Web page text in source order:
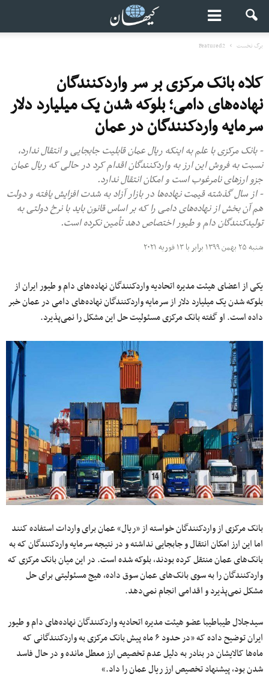
برگ نخست Featured2
کلاه بانک مرکزی بر سر واردکنندگان
نهاده‌های دامی؛ بلوکه شدن یک میلیارد دلار
سرمایه واردکنندگان در عمان
- بانک مرکزی با علم به اینکه ریال عمان قابلیت جابجایی و انتقال ندارد،
نسبت به فروش این ارز به واردکنندگان اقدام کرد در حالی که ریال عمان
جزو ارزهای نامرغوب است و امکان انتقال ندارد.
- از سال گذشته قیمت نهاده‌ها در بازار آزاد به شدت افزایش یافته و دولت
هم آن بخش از نهاده‌های دامی را که بر اساس قانون باید با نرخ دولتی به
تولیدکنندگان دام و طیور اختصاص دهد تأمین نکرده است.
شنبه ۲۵ بهمن ۱۳۹۹ برابر با ۱۳ فوریه ۲۰۲۱
یکی از اعضای هیئت مدیره اتحادیه واردکنندگان نهاده‌های دام و طیور ایران از
بلوکه شدن یک میلیارد دلار از سرمایه واردکنندگان نهاده‌های دامی در عمان خبر
داده است. او گفته بانک مرکزی مسئولیت حل این مشکل را نمی‌پذیرد.
بانک مرکزی از واردکنندگان خواسته از «ریال» عمان برای واردات استفاده کنند
اما این ارز امکان انتقال و جابجایی نداشته و در نتیجه سرمایه واردکنندگان که به
بانک‌های عمان منتقل کرده بودند، بلوکه شده است. در این میان بانک مرکزی که
واردکنندگان را به سوی بانک‌های عمان سوق داده، هیج مسئولیتی برای حل
مشکل نمی‌پذیرد و اقدامی انجام نمی‌دهد.
سیدجلال طیباطیبا عضو هیئت مدیره اتحادیه واردکنندگان نهاده‌های دام و طیور
ایران توضیح داده که «در حدود ۶ ماه پیش بانک مرکزی به واردکنندگانی که
ماه‌ها کالایشان در بنادر به دلیل عدم تخصیص ارز معطل مانده و در حال فاسد
شدن بود، پیشنهاد تخصیص ارز ریال عمان را داد.»